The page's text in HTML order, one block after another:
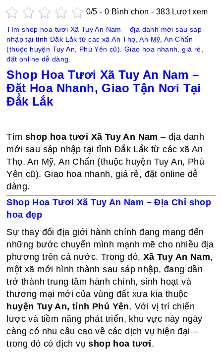
0/5 -0 Bình chọn - 383 Lượt xem
Tìm shop hoa tươi Xã Tuy An Nam – địa danh mới sau sáp
nhập tại tỉnh Đắk Lắk từ các xã An Thọ, An Mỹ, An Chấn
(thuộc huyện Tuy An, Phú Yên cũ). Giao hoa nhanh, giá rẻ,
đặt online dễ dàng.
Shop Hoa Tươi Xã Tuy An Nam –
Đặt Hoa Nhanh, Giao Tận Nơi Tại
Đắk Lắk
Tìmshop hoa tươi Xã Tuy An Nam – địa danh
mới sau sáp nhập tại tỉnh Đắk Lắk từ các xã An
Thọ, An Mỹ, An Chấn (thuộc huyện Tuy An, Phú
Yên cũ). Giao hoa nhanh, giá rẻ, đặt online dễ
dàng.
Shop Hoa Tươi Xã Tuy An Nam – Địa Chỉ shop
hoa đẹp
Sự thay đổi địa giới hành chính đang mang đến
những bước chuyển mình mạnh mẽ cho nhiều địa
phương trên cả nước. Trong đó, Xã Tuy An Nam,
một xã mới hình thành sau sáp nhập, đang dần
trở thành trung tâm hành chính, sinh hoạt và
thương mại mới của vùng đất xưa kia thuộc
huyện Tuy An, tỉnh Phú Yên. Với vị trí chiến
lược và tiềm năng phát triển, khu vực này ngày
càng có nhu cầu cao về các dịch vụ hiện đại –
trong đó có dịch vụshop hoa tươi.